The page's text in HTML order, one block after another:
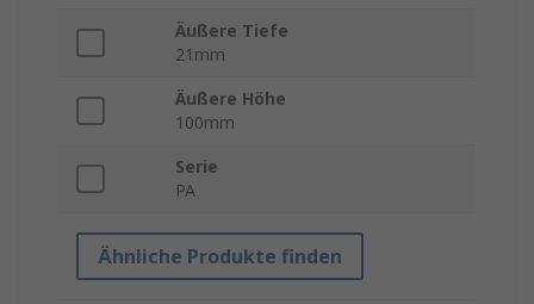
Äußere Tiefe
21mm
Äußere Höhe
100mm
Serie
PA
Ähnliche Produkte finden